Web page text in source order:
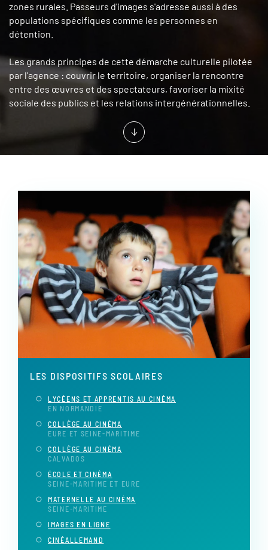
zones rurales. Passeurs d'images s'adresse aussi à des
populations spécifiques comme les personnes en
détention.
Les grands principes de cette démarche culturelle pilotée
par l'agence : couvrir le territoire, organiser la rencontre
entre des œuvres et des spectateurs, favoriser la mixité
sociale des publics et les relations intergénérationnelles.
LES DISPOSITIFS SCOLAIRES
LYCÉENS ET APPRENTIS AU CINÉMA
EN NORMANDIE
COLLÈGE AU CINÉMA
EURE ET SEINE-MARITIME
COLLÈGE AU CINÉMA
CALVADOS
ÉCOLE ET CINÉMA
SEINE-MARITIME ET EURE
MATERNELLE AU CINÉMA
SEINE-MARITIME
IMAGES EN LIGNE
CINÉALLEMAND